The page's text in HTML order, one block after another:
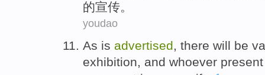
的宣传。
youdao
As is advertised, there will be
exhibition, and whoever